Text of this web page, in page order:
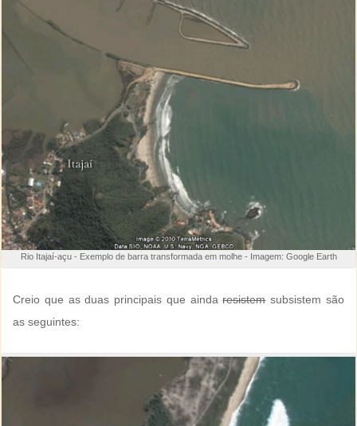
Rio Itajaí-açu - Exemplo de barra transformada em molhe - Imagem: Google Earth
Creio que as duas principais que aindaresistemsubsistem são
as seguintes: